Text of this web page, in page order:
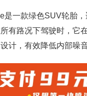
是一款绿色SUV轮胎
有路况下驾驶时，它
计，有效降低内部噪